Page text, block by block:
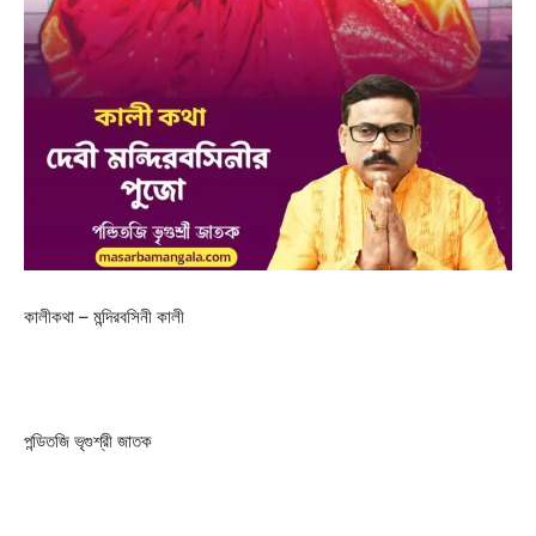
কালীকথা – মন্দিরবসিনী কালী
পন্ডিতজি ভৃগুশ্রী জাতক